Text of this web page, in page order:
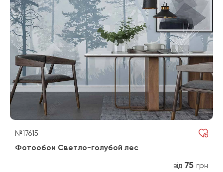
№17615
Фотообои Светло-голубой лес
від 75 грн